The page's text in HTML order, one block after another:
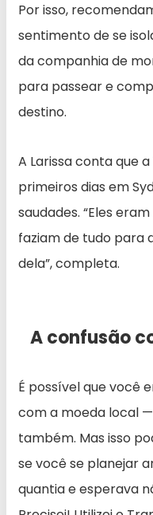
Por isso,
sentimento de se
da companhia de
para passear e
destino.
A Larissa conta que
primeiros dias em
saudades. “Eles
faziam de tudo para
dela”, completa.
A confusão
É possível que você
com a moeda local
também. Mas isso
se você se planejar
quantia e esperava